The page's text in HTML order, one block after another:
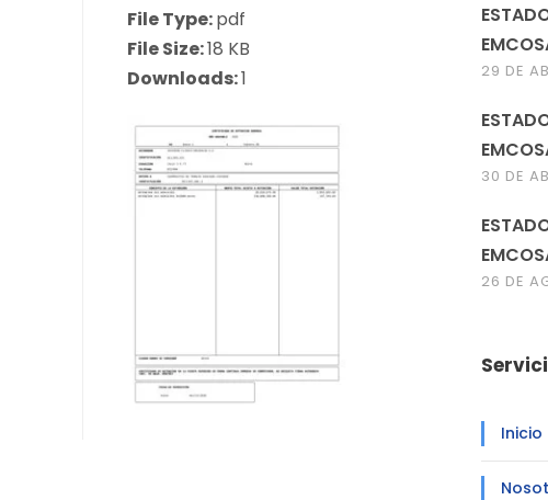
File Type:pdf
File Size:18 KB
Downloads:1 29 DE
30 DE
26 DE
Inicio